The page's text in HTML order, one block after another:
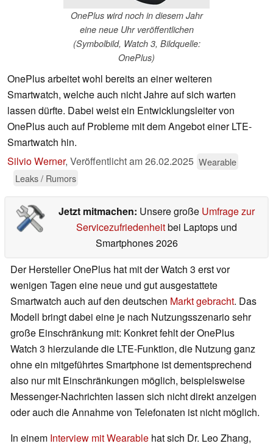
OnePlus wird noch in diesem Jahr
eine neue Uhr veröffentlichen
(Symbolbild, Watch 3, Bildquelle:
OnePlus)
OnePlus arbeitet wohl bereits an einer weiteren
Smartwatch, welche auch nicht Jahre auf sich warten
lassen dürfte. Dabei weist ein Entwicklungsleiter von
OnePlus auch auf Probleme mit dem Angebot einer LTE-
Smartwatch hin.
Silvio Werner, Veröffentlicht am26.02.2025 Wearable
Leaks / Rumors
Jetzt mitmachen: Unsere große Umfrage zur
Servicezufriedenheitbei Laptops und
Smartphones 2026
Der Hersteller OnePlus hat mit der Watch 3 erst vor
wenigen Tagen eine neue und gut ausgestattete
Smartwatch auch auf den deutschen Markt gebracht. Das
Modell bringt dabei eine je nach Nutzungsszenario sehr
große Einschränkung mit: Konkret fehlt der OnePlus
Watch 3 hierzulande die LTE-Funktion, die Nutzung ganz
ohne ein mitgeführtes Smartphone ist dementsprechend
also nur mit Einschränkungen möglich, beispielsweise
Messenger-Nachrichten lassen sich nicht direkt anzeigen
oder auch die Annahme von Telefonaten ist nicht möglich.
In einem Interview mit Wearable hat sich Dr. Leo Zhang,